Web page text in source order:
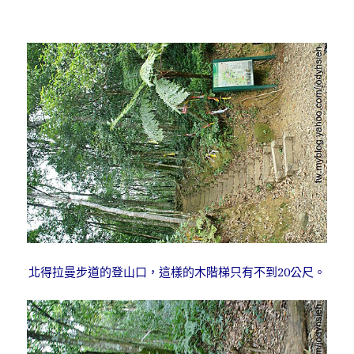
北得拉曼步道的登山口，這樣的木階梯只有不到20公尺。